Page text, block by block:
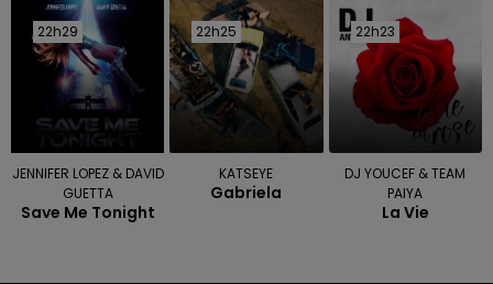
22h29
22h29
JENNIFER LOPEZ & DAVID
GUETTA
Save Me Tonight
22h25
22h25
KATSEYE
Gabriela
22h23
22h23
DJ YOUCEF & TEAM
PAIYA
La Vie